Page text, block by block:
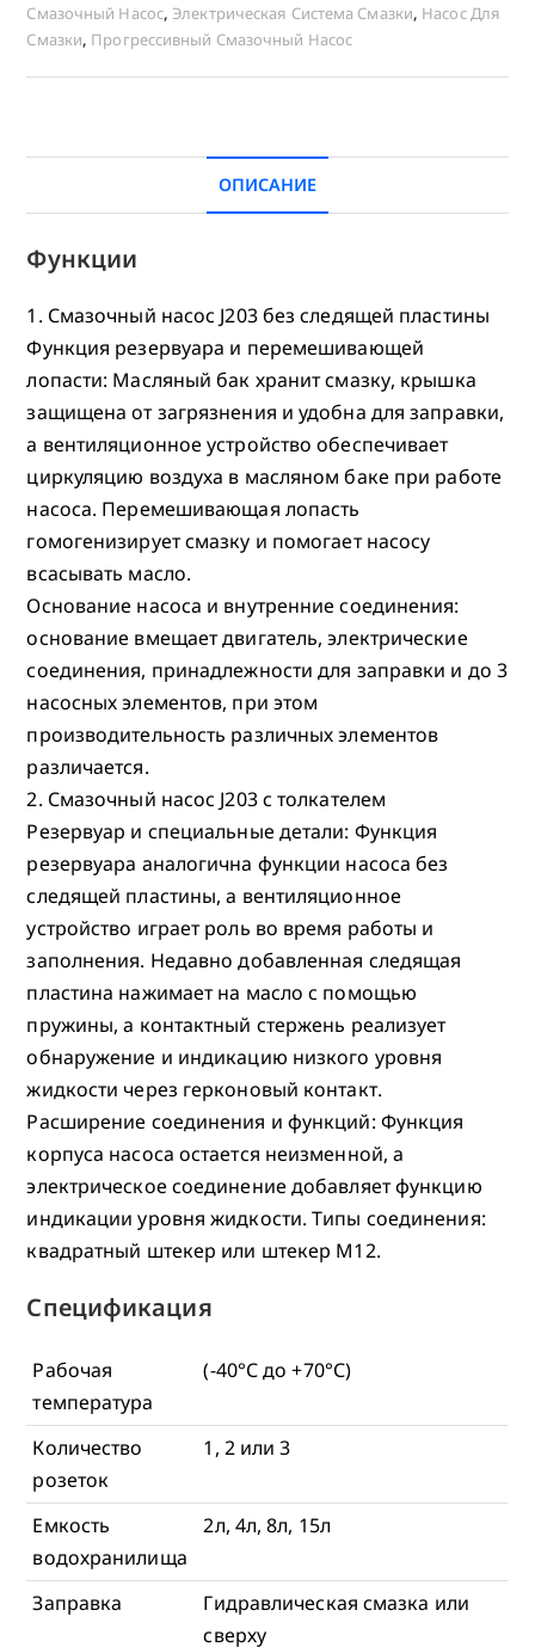
Смазочный Насос, Электрическая Система Смазки, Насос Для
Смазки, Прогрессивный Смазочный Насос
ОПИСАНИЕ
Функции
1. Смазочный насос J203 без следящей пластины
Функция резервуара и перемешивающей
лопасти: Масляный бак хранит смазку, крышка
защищена от загрязнения и удобна для заправки,
а вентиляционное устройство обеспечивает
циркуляцию воздуха в масляном баке при работе
насоса. Перемешивающая лопасть
гомогенизирует смазку и помогает насосу
всасывать масло.
Основание насоса и внутренние соединения:
основание вмещает двигатель, электрические
соединения, принадлежности для заправки и до 3
насосных элементов, при этом
производительность различных элементов
различается.
2. Смазочный насос J203 с толкателем
Резервуар и специальные детали: Функция
резервуара аналогична функции насоса без
следящей пластины, а вентиляционное
устройство играет роль во время работы и
заполнения. Недавно добавленная следящая
пластина нажимает на масло с помощью
пружины, а контактный стержень реализует
обнаружение и индикацию низкого уровня
жидкости через герконовый контакт.
Расширение соединения и функций: Функция
корпуса насоса остается неизменной, а
электрическое соединение добавляет функцию
индикации уровня жидкости. Типы соединения:
квадратный штекер или штекер M12.
Спецификация
Рабочая
температура
(-40°С до +70°С)
Количество
розеток
1, 2 или 3
Емкость
водохранилища
2л, 4л, 8л, 15л
Заправка
Гидравлическая смазка или
сверху